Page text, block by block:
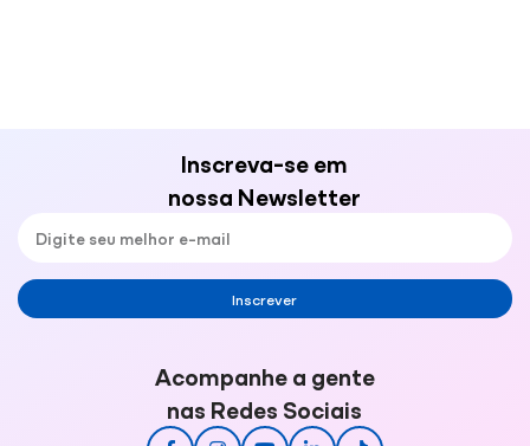
Inscreva-se em
nossa Newsletter
Inscrever
Acompanhe a gente
nas Redes Sociais